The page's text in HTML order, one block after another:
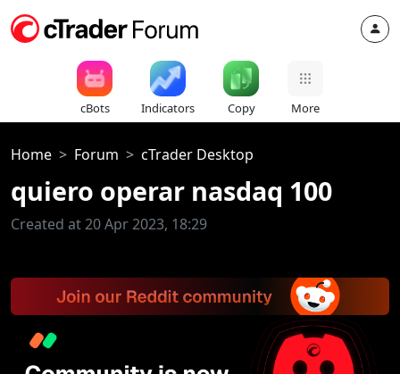
cBots Indicators Copy More
Home Forum cTrader Desktop
quiero operar nasdaq 100
Created at 20 Apr 2023, 18:29